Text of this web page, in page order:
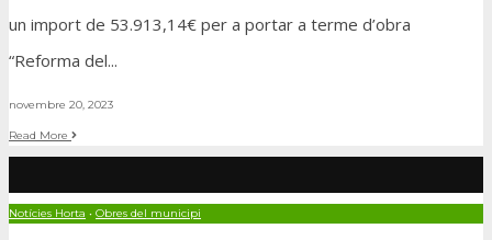
un import de 53.913,14€ per a portar a terme d’obra
“Reforma del...
novembre 20, 2023
Read More
Notícies Horta • Obres del municipi